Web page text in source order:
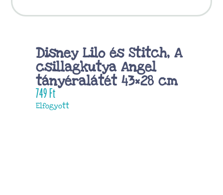
Disney Lilo és Stitch, A
csillagkutya Angel
tányéralátét 43×28 cm
749Ft
Elfogyott